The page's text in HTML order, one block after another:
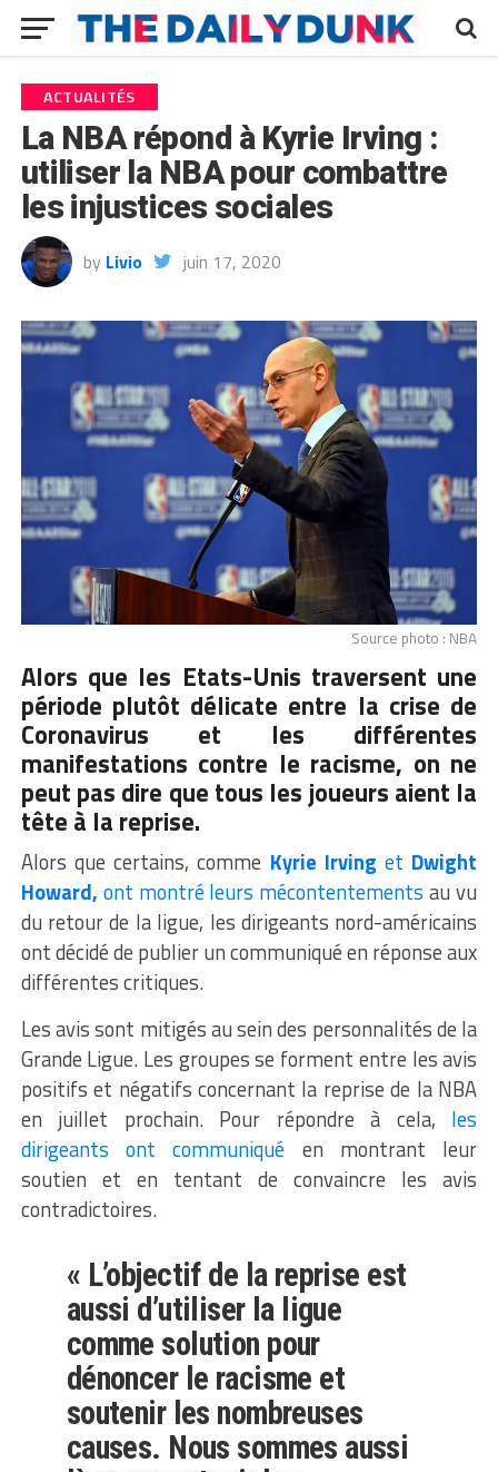
ACTUALITÉS
La NBA répond à Kyrie Irving :
utiliser la NBA pour combattre
les injustices sociales
by Livio juin 17, 2020
Source photo : NBA
Alors que les Etats-Unis traversent une
période plutôt délicate entre la crise de
Coronavirus et les différentes
manifestations contre le racisme, on ne
peut pas dire que tous les joueurs aient la
tête à la reprise.
Alors que certains, comme Kyrie Irving et Dwight
Howard, ont montré leurs mécontentements au vu
du retour de la ligue, les dirigeants nord-américains
ont décidé de publier un communiqué en réponse aux
différentes critiques.
Les avis sont mitigés au sein des personnalités de la
Grande Ligue. Les groupes se forment entre les avis
positifs et négatifs concernant la reprise de la NBA
en juillet prochain. Pour répondre à cela, les
dirigeants ont communiqué en montrant leur
soutien et en tentant de convaincre les avis
contradictoires.
« L’objectif de la reprise est
aussi d’utiliser la ligue
comme solution pour
dénoncer le racisme et
soutenir les nombreuses
causes. Nous sommes aussi